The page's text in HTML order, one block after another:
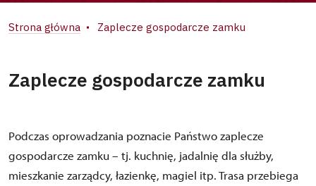
Strona główna Zaplecze gospodarcze zamku
Zaplecze gospodarcze zamku
Podczas oprowadzania poznacie Państwo zaplecze
gospodarcze zamku – tj. kuchnię, jadalnię dla służby,
mieszkanie zarządcy, łazienkę, magiel itp. Trasa przebiega